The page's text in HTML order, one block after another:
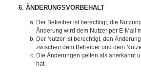
6. ÄNDERUNGSVORBEHALT
Der Betreiber ist berechtigt, die
Änderung wird dem Nutzer per E-Mail
Der Nutzer ist berechtigt, den
zwischen dem Betreiber und dem
Die Änderungen gelten als anerkannt
hat.